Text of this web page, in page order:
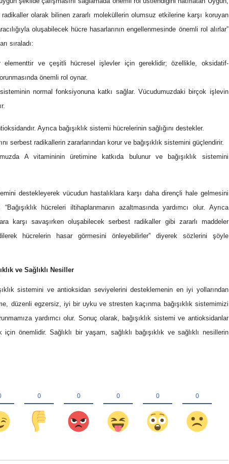
olarak bilinen zararlı moleküllerin olumsuz etkilerine karşı koruyan
oluşabilecek hücre hasarlarının engellenmesinde önemli rol alırlar”
sıraladı:
elementtir ve çeşitli hücresel işlevler için gereklidir; özellikle, oksidatif-
önemli rol oynar.
sisteminin normal fonksiyonuna katkı sağlar. Vücudumuzdaki birçok işlevin
Ayrıca bağışıklık sistemi hücrelerinin sağlığını destekler.
serbest radikallerin zararlarından korur ve bağışıklık sistemini güçlendirir.
A vitamininin üretimine katkıda bulunur ve bağışıklık sistemini
destekleyerek vücudun hastalıklara karşı daha dirençli hale gelmesini
hücreleri iltihaplanmanın azaltmasında yardımcı olur. Ayrıca
karşı savaşırken oluşabilecek serbest radikaller gibi zararlı maddeler
hücrelerin hasar görmesini önleyebilirler” diyerek sözlerini şöyle
ve Sağlıklı Nesiller
sistemini ve antioksidan seviyelerini desteklemenin en iyi yollarından
düzenli egzersiz, iyi bir uyku ve stresten kaçınma bağışıklık sistemimizi
yardımcı olur. Sonuç olarak, bağışıklık sistemi ve antioksidanlar
için önemlidir. Sağlıklı bir yaşam, sağlıklı bağışıklık ve sağlıklı nesillerin